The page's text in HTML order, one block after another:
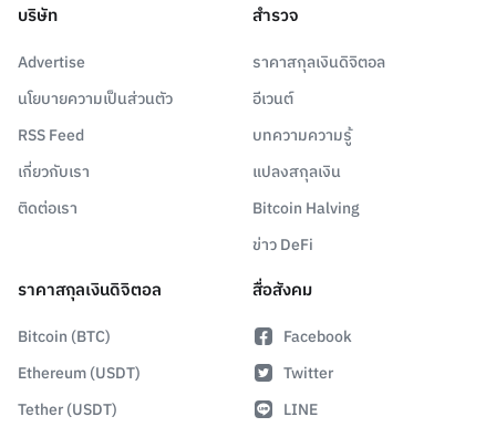
บริษัท
Advertise
นโยบายความเป็นส่วนตัว
RSS Feed
เกี่ยวกับเรา
ติดต่อเรา
สำรวจ
ราคาสกุลเงินดิจิตอล
อีเวนต์
บทความความรู้
แปลงสกุลเงิน
Bitcoin Halving
ข่าว DeFi
ราคาสกุลเงินดิจิตอล
Bitcoin (BTC)
Ethereum (USDT)
Tether (USDT)
สื่อสังคม
Facebook
Twitter
LINE